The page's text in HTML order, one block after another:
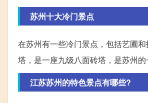
苏州十大冷门景点
在苏州有一些冷门景点，包括艺圃
塔，是一座九级八面砖塔，是苏州的
江苏苏州的特色景点有哪些?